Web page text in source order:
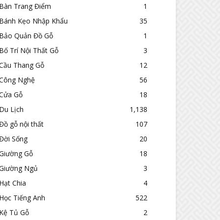
Trang Điểm
1
Kẹo Nhập Khẩu
35
Quản Đồ Gỗ
1
Trí Nội Thất Gỗ
3
Thang Gỗ
12
Nghệ
56
Gỗ
18
Lịch
1,138
gỗ nội thất
107
Sống
20
Gỗ
18
Ngủ
3
Chia
4
Tiếng Anh
522
Tủ Gỗ
2